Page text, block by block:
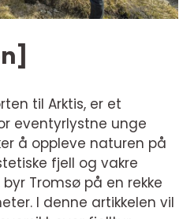
til Arktis, er et
eventyrlystne unge
å oppleve naturen på
fjell og vakre
Tromsø på en rekke
I denne artikkelen vil